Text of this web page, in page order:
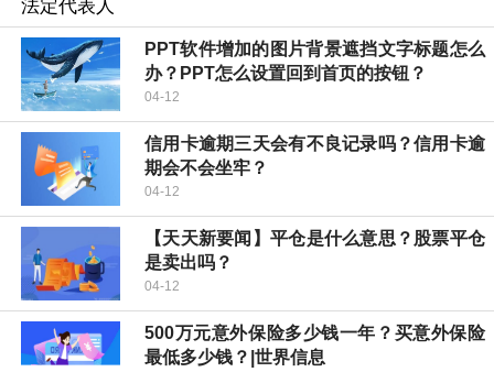
PPT软件增加的图片背景遮挡文字标题怎么
办？PPT怎么设置回到首页的按钮？
04-12
信用卡逾期三天会有不良记录吗？信用卡逾
期会不会坐牢？
04-12
【天天新要闻】平仓是什么意思？股票平仓
是卖出吗？
04-12
500万元意外保险多少钱一年？买意外保险
最低多少钱？|世界信息